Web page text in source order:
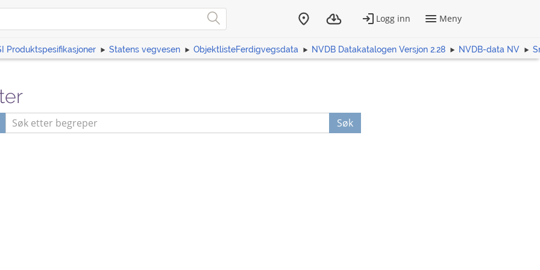
Produktspesifikasjoner Statens vegvesen ObjektlisteFerdigvegsdata NVDB Datakatalogen Versjon 2.28 NVDB-data NV
Søk